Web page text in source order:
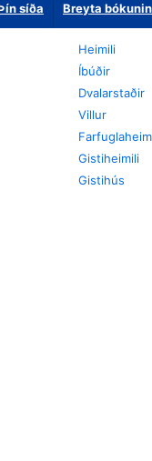
síða Breyta
Heimili
Íbúðir
Dvalarstaðir
Villur
Gistiheimili
Gistihús